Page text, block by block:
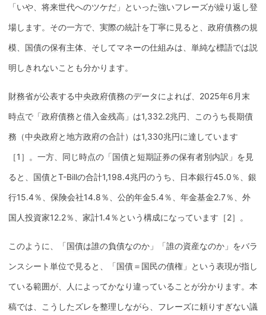
「いや、将来世代へのツケだ」といった強いフレーズが繰り返し登
場します。その一方で、実際の統計を丁寧に見ると、政府債務の規
模、 国債の保有主体、そしてマネーの仕組みは、単純な標語では説
明しきれないことも分かります。
財務省が公表する中央政府債務のデータによれば、2025年6月末
時点で「政府債務と借入金残高」は1,332.2兆円、このうち長期債
務（中央政府と地方政府の合計）は1,330兆円に達しています
［1］。一方、同じ時点の「国債と短期証券の保有者別内訳」を見
ると、 国債とT-Billの合計1,198.4兆円のうち、 日本銀行45.0％、銀
行15.4％、保険会社14.8％、 公的年金5.4％、年金基金2.7％、外
国人投資家12.2％、家計1.4％という構成になっています［2］。
このように、「国債は誰の負債なのか」「誰の資産なのか」をバラ
ンスシート単位で見ると、「国債＝国民の債権」という表現が指し
ている範囲が、人によってかなり違っていることが分かります。本
稿では、こうしたズレを整理しながら、フレーズに頼りすぎない議